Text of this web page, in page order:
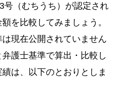
号（むちうち）が認定され
を比較してみましょう。
現在公開されていません
護士基準で算出・比較し
は、以下のとおりとしま